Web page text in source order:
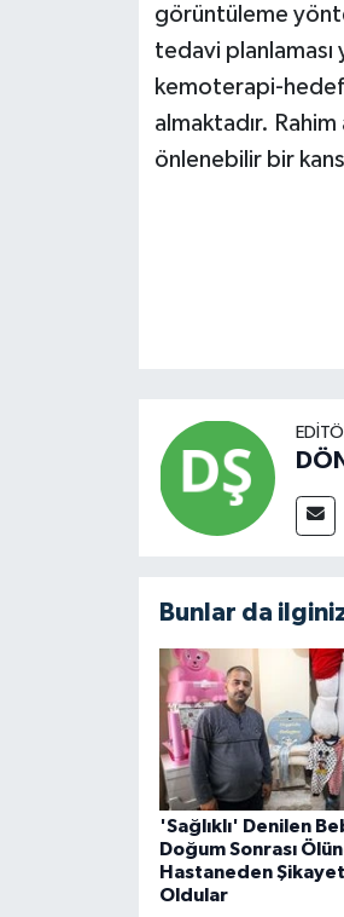
görüntüleme
tedavi
kemoterapi-
almaktadır. Rahim
önlenebilir bir
Bunlar da
'Sağlıklı' Denilen
Doğum Sonrası
Hastaneden
Oldular